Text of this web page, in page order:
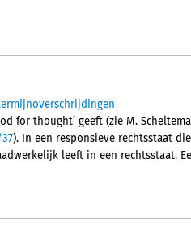
for thought’ geeft (zie M.
). In een responsieve rechtsstaat
leeft in een rechtsstaat.